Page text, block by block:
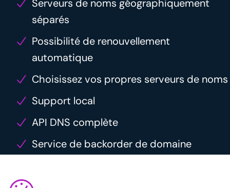
Serveurs de noms géographiquement
séparés
Possibilité de renouvellement
automatique
Choisissez vos propres serveurs de noms
Support local
API DNS complète
Service de backorder de domaine